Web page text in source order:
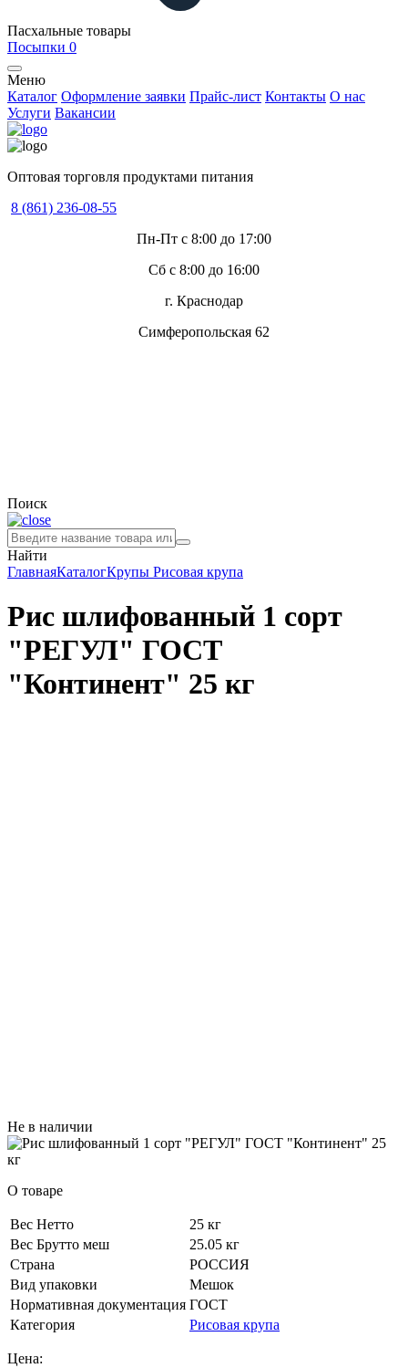
Пасхальные товары
Посыпки 0
Меню
Каталог Оформление заявки Прайс-лист Контакты О нас
Услуги Вакансии
Оптовая торговля продуктами питания
8 (861) 236-08-55
Пн-Пт с 8:00 до 17:00
Сб с 8:00 до 16:00
г. Краснодар
Симферопольская 62
Поиск
Найти
ГлавнаяКаталогКрупы Рисовая крупа
Рис шлифованный 1 сорт
"РЕГУЛ" ГОСТ
"Континент" 25 кг
Не в наличии
О товаре
Вес Нетто
25 кг
Вес Брутто меш
25.05 кг
Страна
РОССИЯ
Вид упаковки
Мешок
Нормативная документация ГОСТ
Категория
Рисовая крупа
Цена: